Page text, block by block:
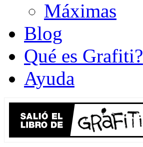
Máximas
Blog
Qué es Grafiti?
Ayuda